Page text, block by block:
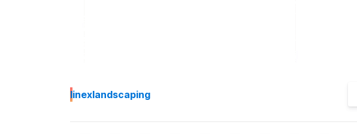
Iinexlandscaping